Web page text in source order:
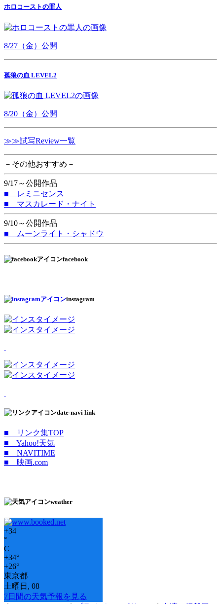
ホロコーストの罪人
8/27（金）公開
孤狼の血 LEVEL2
8/20（金）公開
≫≫試写Review一覧
－その他おすすめ－
9/17～公開作品
■ レミニセンス
■ マスカレード・ナイト
9/10～公開作品
■ ムーンライト・シャドウ
facebook
instagram
date-navi link
■ リンク集TOP
■ Yahoo!天気
■ NAVITIME
■ 映画.com
weather
+34
°
C
+34°
+26°
東京都
土曜日, 08
7日間の天気予報を見る